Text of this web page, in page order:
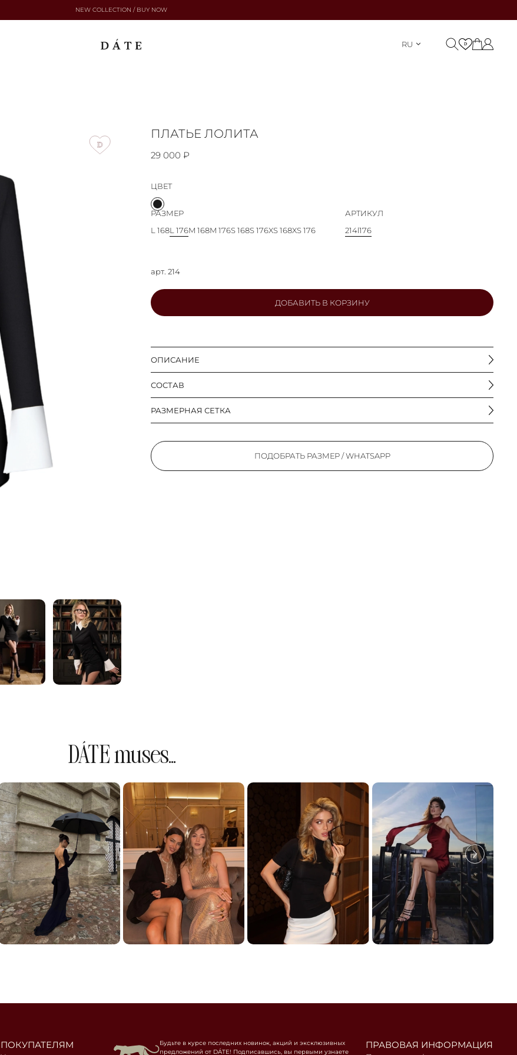
NEW COLLECTION / BUY NOW
RU
ПЛАТЬЕ ЛОЛИТА
29 000 ₽
арт. 214
ДОБАВИТЬ В КОРЗИНУ
ЦВЕТ
РАЗМЕР
L 168L 176M 168M 176S 168S 176XS 168XS 176
АРТИКУЛ
214l176
ОПИСАНИЕ
СОСТАВ
РАЗМЕРНАЯ СЕТКА
ПОДОБРАТЬ РАЗМЕР / WHATSAPP
DÁTE muses...
ПОКУПАТЕЛЯМ ПРАВОВАЯ ИНФОРМАЦИЯ
Будьте в курсе последних новинок, акций и эксклюзивных
предложений от DÁTE! Подписавшись, вы первыми узнаете